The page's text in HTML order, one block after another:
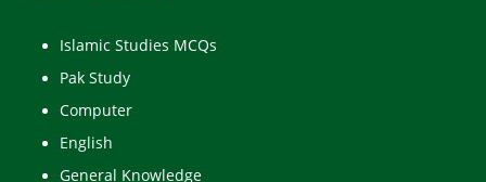
Islamic Studies MCQs
Pak Study
Computer
English
General Knowledge